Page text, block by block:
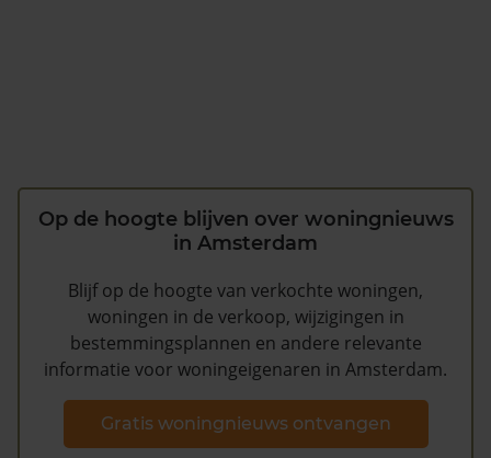
Op de hoogte blijven over woningnieuws
in Amsterdam
Blijf op de hoogte van verkochte woningen,
woningen in de verkoop, wijzigingen in
bestemmingsplannen en andere relevante
informatie voor woningeigenaren in Amsterdam.
Gratis woningnieuws ontvangen